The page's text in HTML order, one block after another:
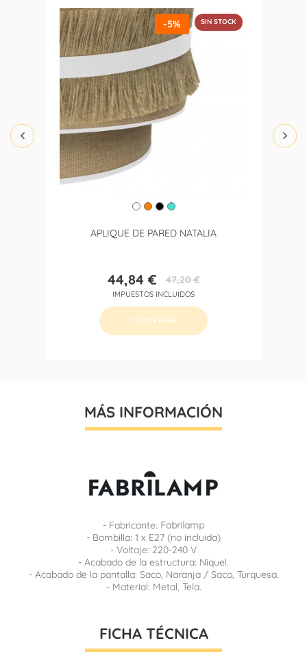
APLIQUE DE PARED NATALIA
Precio
44,84 €Precio
base
47,20 €
IMPUESTOS INCLUIDOS
-5% SIN STOCK
COMPRAR
MÁS INFORMACIÓN
- Fabricante: Fabrilamp
- Bombilla: 1 x E27 (no incluida)
- Voltaje: 220-240 V
- Acabado de la estructura: Níquel.
- Acabado de la pantalla: Saco, Naranja / Saco, Turquesa.
- Material: Metal, Tela.
FICHA TÉCNICA